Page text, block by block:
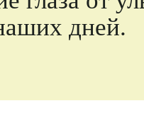
дней.